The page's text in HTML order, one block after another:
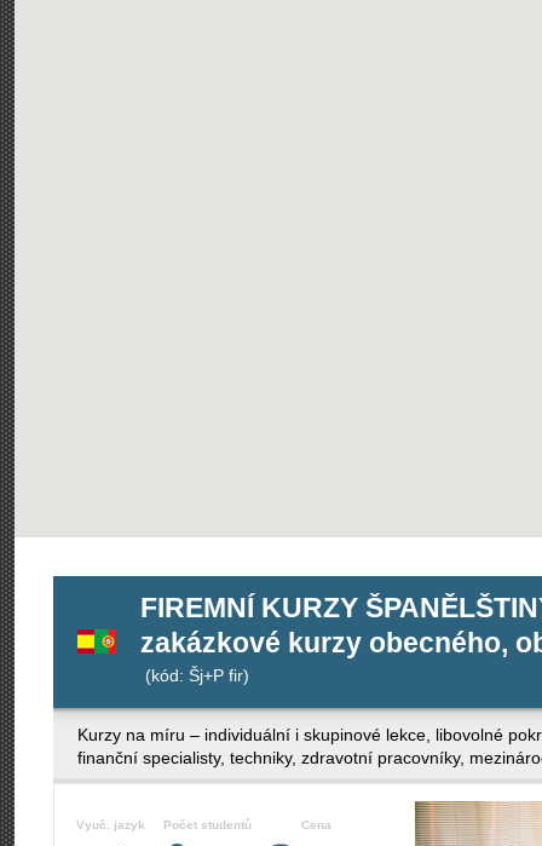
FIREMNÍ KURZY
zakázkové kurzy obecného,
(kód: Šj+P fir)
Kurzy na míru – individuální i skupinové lekce, libovolné
finanční specialisty, techniky, zdravotní pracovníky,
Vyuč. jazyk Počet studentů Cena